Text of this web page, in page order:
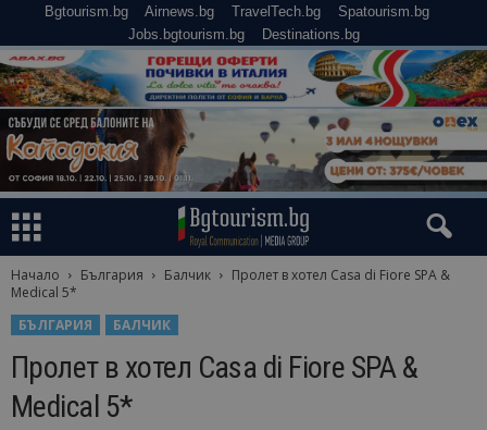
Bgtourism.bg Airnews.bg TravelTech.bg
Spatourism.bg
Jobs.bgtourism.bg
Destinations.bg
Начало България Балчик
Пролет в хотел Casa di Fiore SPA &
Medical 5*
БЪЛГАРИЯ
БАЛЧИК
Пролет в хотел Casa di Fiore SPA &
Medical 5*